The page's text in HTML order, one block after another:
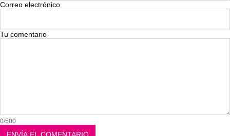
Correo electrónico
Tu comentario
0/500